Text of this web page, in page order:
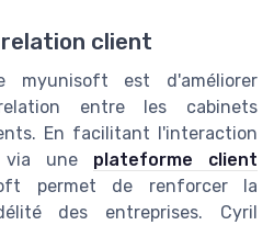
client
myunisoft est d'améliorer
entre les cabinets
En facilitant l'interaction
via une plateforme client
permet de renforcer la
des entreprises. Cyril